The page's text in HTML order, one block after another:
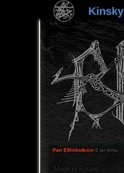
Kinsky
Pan Efilnikufesin 8 lat temu
Made in Poland.